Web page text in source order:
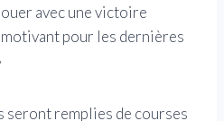
avec une victoire
motivant pour les dernières
seront remplies de courses